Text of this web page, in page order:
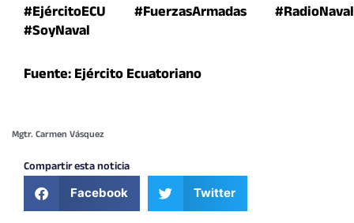
#EjércitoECU #FuerzasArmadas #RadioNaval
#SoyNaval
Fuente: Ejército Ecuatoriano
Mgtr. Carmen Vásquez
Compartir esta noticia
Facebook Twitter